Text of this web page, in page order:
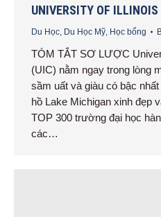
UNIVERSITY OF
Du Học, Du Học Mỹ, Học bổng
TÓM TẮT SƠ LƯỢC
(UIC) nằm ngay trong lòng
sầm uất và giàu có bậc
hồ Lake Michigan xinh đẹp
TOP 300 trường đại học
các…